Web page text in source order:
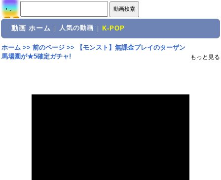
動画 ホーム 人気の動画 K-POP
ホーム>> 前のページ>>
【モンスト】無課金プレイのターザン
馬場園が★5確定ガチャ!
もっと見る